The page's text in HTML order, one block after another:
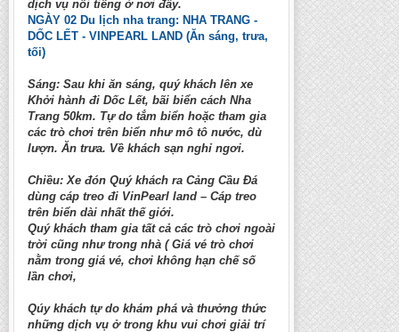
dịch vụ nổi tiếng ở nơi đây.
NGÀY 02 Du lịch nha trang: NHA TRANG -
DỐC LẾT - VINPEARL LAND (Ăn sáng, trưa,
tối)
Sáng: Sau khi ăn sáng, quý khách lên xe
Khởi hành đi Dốc Lết, bãi biển cách Nha
Trang 50km. Tự do tắm biển hoặc tham gia
các trò chơi trên biển như mô tô nước, dù
lượn. Ăn trưa. Về khách sạn nghỉ ngơi.
Chiều: Xe đón Quý khách ra Cảng Cầu Đá
dùng cáp treo đi VinPearl land – Cáp treo
trên biển dài nhất thế giới.
Quý khách tham gia tất cả các trò chơi ngoài
trời cũng như trong nhà ( Giá vé trò chơi
nằm trong giá vé, chơi không hạn chế số
lần chơi,
Qúy khách tự do khám phá và thưởng thức
những dịch vụ ở trong khu vui chơi giải trí